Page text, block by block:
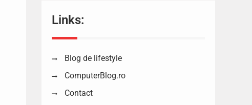
Links:
Blog de lifestyle
ComputerBlog.ro
Contact